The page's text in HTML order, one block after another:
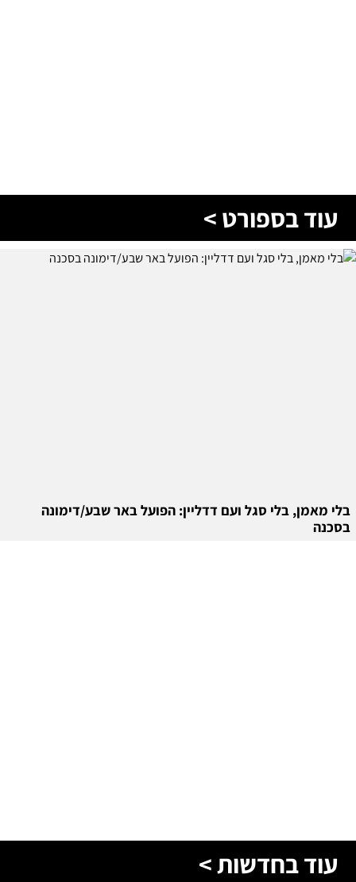
עוד בספורט >
בלי מאמן, בלי סגל ועם דדליין: הפועל באר שבע/דימונה
בסכנה
עוד בחדשות >